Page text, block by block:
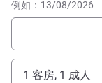
酒店管理
例如：13/08/2026
1 客房, 1 成人